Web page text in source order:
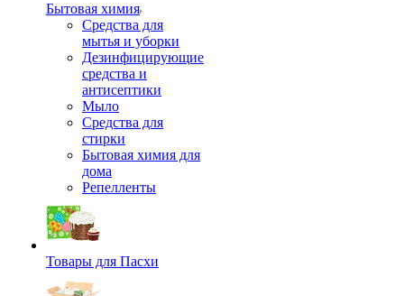
Бытовая химия
Средства для
мытья и уборки
Дезинфицирующие
средства и
антисептики
Мыло
Средства для
стирки
Бытовая химия для
дома
Репелленты
Товары для Пасхи